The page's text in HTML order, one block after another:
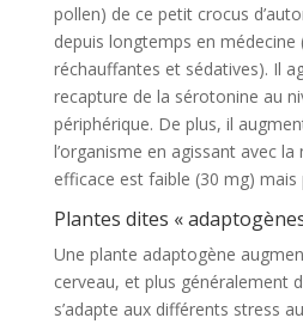
pollen) de ce petit crocus
depuis longtemps en médecine
réchauffantes et sédatives). Il
recapture de la sérotonine au
périphérique. De plus, il
l’organisme en agissant avec
efficace est faible (30 mg)
Plantes dites «
Une plante adaptogène
cerveau, et plus généralement
s’adapte aux différents stress